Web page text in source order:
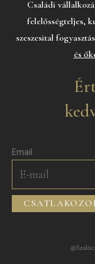
Családi
felelősségteljes,
szeszesital
és
Email